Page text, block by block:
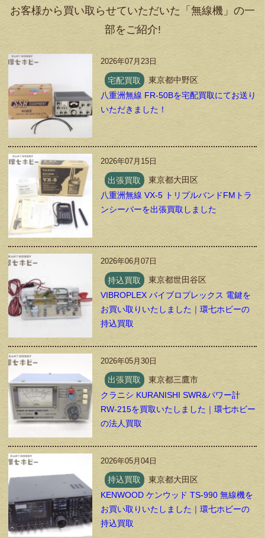
お客様から買い取らせていただいた「無線機」の一
部をご紹介!
2026年07月23日
宅配買取
東京都中野区
八重洲無線 FR-50Bを宅配買取にてお送り
いただきました！
2026年07月15日
出張買取
東京都大田区
八重洲無線 VX-5 トリプルバンドFMトラ
ンシーバーを出張買取しました
2026年06月07日
持込買取
東京都世田谷区
VIBROPLEX バイブロプレックス 電鍵を
お買い取りいたしました｜環七ホビーの
持込買取
2026年05月30日
出張買取
東京都三鷹市
クラニシ KURANISHI SWR&パワー計
RW-215を買取いたしました｜環七ホビー
の法人買取
2026年05月04日
持込買取
東京都大田区
KENWOOD ケンウッド TS-990 無線機を
お買い取りいたしました｜環七ホビーの
持込買取